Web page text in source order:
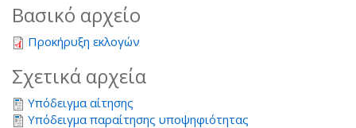
Βασικό αρχείο
Προκήρυξη εκλογών
Σχετικά αρχεία
Υπόδειγμα αίτησης
Υπόδειγμα παραίτησης υποψηφιότητας